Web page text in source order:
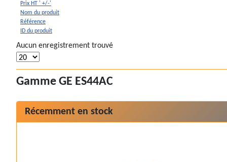
Prix HT ' +/-'
Nom du produit
Référence
ID du produit
Aucun enregistrement trouvé
Gamme GE ES44AC
Récemment en stock